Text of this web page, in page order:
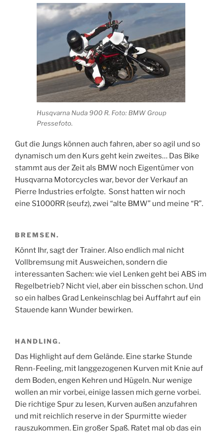
Husqvarna Nuda 900 R. Foto: BMW Group
Pressefoto.
Gut die Jungs können auch fahren, aber so agil und so
dynamisch um den Kurs geht kein zweites… Das Bike
stammt aus der Zeit als BMW noch Eigentümer von
Husqvarna Motorcycles war, bevor der Verkauf an
Pierre Industries erfolgte. Sonst hatten wir noch
eine S1000RR (seufz), zwei “alte BMW” und meine “R”.
BREMSEN.
Könnt Ihr, sagt der Trainer. Also endlich mal nicht
Vollbremsung mit Ausweichen, sondern die
interessanten Sachen: wie viel Lenken geht bei ABS im
Regelbetrieb? Nicht viel, aber ein bisschen schon. Und
so ein halbes Grad Lenkeinschlag bei Auffahrt auf ein
Stauende kann Wunder bewirken.
HANDLING.
Das Highlight auf dem Gelände. Eine starke Stunde
Renn-Feeling, mit langgezogenen Kurven mit Knie auf
dem Boden, engen Kehren und Hügeln. Nur wenige
wollen an mir vorbei, einige lassen mich gerne vorbei.
Die richtige Spur zu lesen, Kurven außen anzufahren
und mit reichlich reserve in der Spurmitte wieder
rauszukommen. Ein großer Spaß. Ratet mal ob das ein